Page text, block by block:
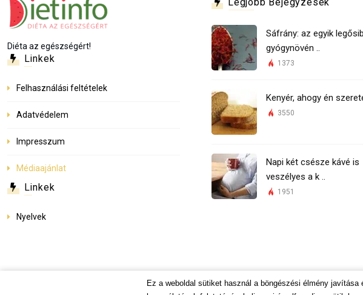
Diéta az egészségért!
Linkek
Felhasználási feltételek
Adatvédelem
Impresszum
Médiaajánlat
Linkek
Nyelvek
Sáfrány: az egyik
gyógynövén ..
1373
Kenyér, ahogy én
3550
Napi két csésze kávé is
veszélyes a k ..
1951
Ez a weboldal sütiket használ a böngészési élmény